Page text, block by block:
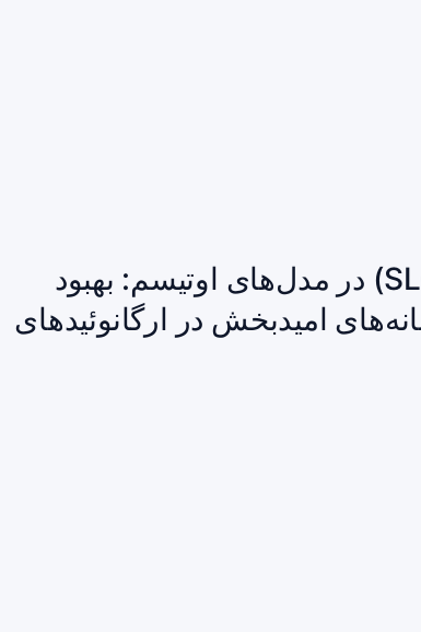
مهارگر جدیدِ ناقل گلیسین (SLC۶A۲۰) در مدل‌های اوتیسم: بهبود
امیدبخش در ارگانوئیدهای